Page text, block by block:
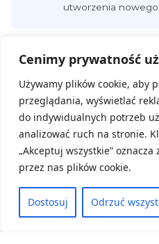
Cenimy prywatność
Używamy plików cookie, aby
przeglądania, wyświetlać
do indywidualnych potrzeb
analizować ruch na stronie.
„Akceptuj wszystkie”
przez nas plików cookie.
Dostosuj Odrzuć
utworzenia nowego
Na skróty